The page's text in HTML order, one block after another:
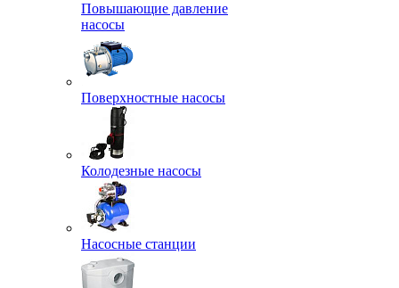
Повышающие давление
насосы
Поверхностные насосы
Колодезные насосы
Насосные станции